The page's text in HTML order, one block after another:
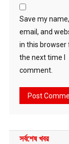
Save my name,
email, and
in this browser
the next time I
comment.
সর্বশেষ খবর